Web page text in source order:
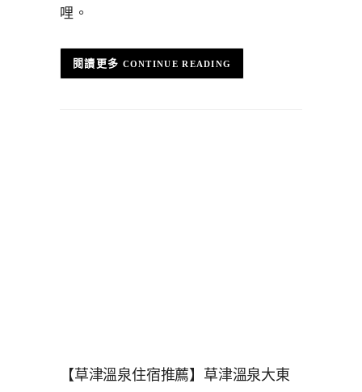
哩。
CONTINUE READING
【草津溫泉住宿推薦】草津溫泉大東